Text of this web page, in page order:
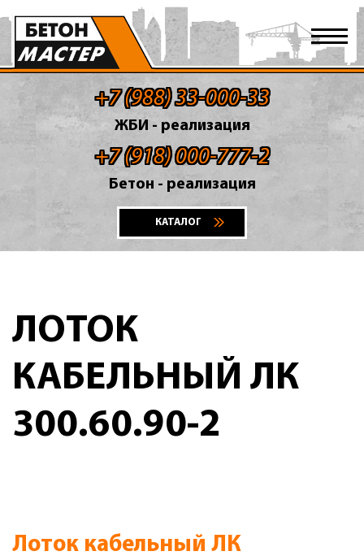
+7 (988) 33-000-33
ЖБИ - реализация
+7 (918) 000-777-2
Бетон - реализация
КАТАЛОГ
ЛОТОК
КАБЕЛЬНЫЙ ЛК
300.60.90-2
Лоток кабельный ЛК